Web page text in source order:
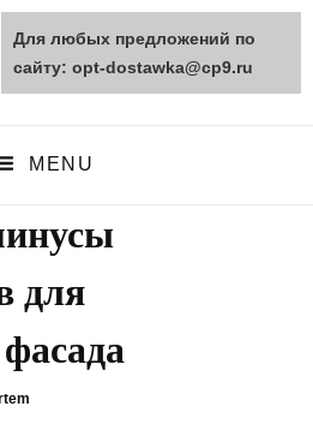
MENU
для
Для любых предложений по
сайту: opt-dostawka@cp9.ru